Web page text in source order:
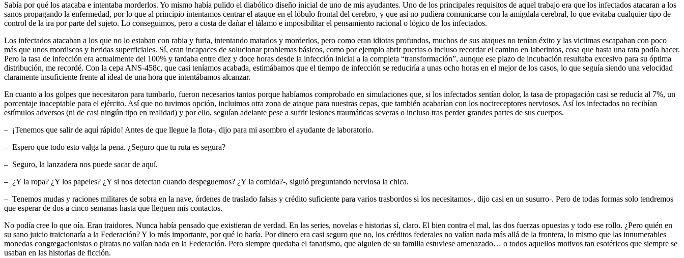
Sabía por qué los atacaba e intentaba morderlos. Yo mismo había pulido el diabólico diseño inicial de uno de mis ayudantes. Uno de los principales requisitos de aquel trabajo era que los infectados atacaran a los
sanos propagando la enfermedad, por lo que al principio intentamos centrar el ataque en el lóbulo frontal del cerebro, y que así no pudiera comunicarse con la amígdala cerebral, lo que evitaba cualquier tipo de
control de la ira por parte del sujeto. Lo conseguimos, pero a costa de dañar el tálamo e imposibilitar el pensamiento racional o lógico de los infectados.
Los infectados atacaban a los que no lo estaban con rabia y furia, intentando matarlos y morderlos, pero como eran idiotas profundos, muchos de sus ataques no tenían éxito y las victimas escapaban con poco
más que unos mordiscos y heridas superficiales. Sí, eran incapaces de solucionar problemas básicos, como por ejemplo abrir puertas o incluso recordar el camino en laberintos, cosa que hasta una rata podía hacer.
Pero la tasa de infección era actualmente del 100% y tardaba entre diez y doce horas desde la infección inicial a la completa “transformación”, aunque ese plazo de incubación resultaba excesivo para su óptima
distribución, me recordé. Con la cepa ANS-458c, que casi teníamos acabada, estimábamos que el tiempo de infección se reduciría a unas ocho horas en el mejor de los casos, lo que seguía siendo una velocidad
claramente insuficiente frente al ideal de una hora que intentábamos alcanzar.
En cuanto a los golpes que necesitaron para tumbarlo, fueron necesarios tantos porque habíamos comprobado en simulaciones que, si los infectados sentían dolor, la tasa de propagación casi se reducía al 7%, un
porcentaje inaceptable para el ejército. Así que no tuvimos opción, incluimos otra zona de ataque para nuestras cepas, que también acabarían con los nocireceptores nerviosos. Así los infectados no recibían
estímulos adversos (ni de casi ningún tipo en realidad) y por ello, seguían adelante pese a sufrir lesiones traumáticas severas o incluso tras perder grandes partes de sus cuerpos.
– ¡Tenemos que salir de aquí rápido! Antes de que llegue la flota-, dijo para mi asombro el ayudante de laboratorio.
– Espero que todo esto valga la pena. ¿Seguro que tu ruta es segura?
– Seguro, la lanzadera nos puede sacar de aquí.
– ¿Y la ropa? ¿Y los papeles? ¿Y si nos detectan cuando despeguemos? ¿Y la comida?-, siguió preguntando nerviosa la chica.
– Tenemos mudas y raciones militares de sobra en la nave, órdenes de traslado falsas y crédito suficiente para varios trasbordos si los necesitamos-, dijo casi en un susurro-. Pero de todas formas solo tendremos
que esperar de dos a cinco semanas hasta que lleguen mis contactos.
No podía cree lo que oía. Eran traidores. Nunca había pensado que existieran de verdad. En las series, novelas e historias sí, claro. El bien contra el mal, las dos fuerzas opuestas y todo ese rollo. ¿Pero quién en
su sano juicio traicionaría a la Federación? Y lo más importante, por qué lo haría. Por dinero era casi seguro que no, los créditos federales no valían nada más allá de la frontera, lo mismo que las innumerables
monedas congregacionistas o piratas no valían nada en la Federación. Pero siempre quedaba el fanatismo, que alguien de su familia estuviese amenazado… o todos aquellos motivos tan esotéricos que siempre se
usaban en las historias de ficción.